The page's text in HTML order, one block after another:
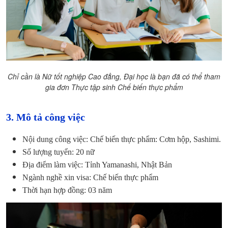
Chỉ cần là Nữ tốt nghiệp Cao đẳng, Đại học là bạn đã có thể tham
gia đơn Thực tập sinh Chế biến thực phẩm
3. Mô tả công việc
Nội dung công việc: Chế biến thực phẩm: Cơm hộp, Sashimi.
Số lượng tuyển: 20 nữ
Địa điểm làm việc: Tỉnh Yamanashi, Nhật Bản
Ngành nghề xin visa: Chế biến thực phẩm
Thời hạn hợp đồng: 03 năm